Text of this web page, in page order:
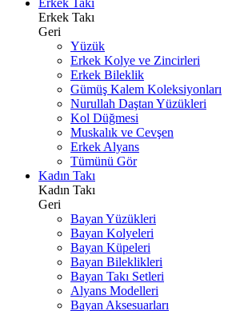
Erkek Takı
Erkek Takı
Geri
Yüzük
Erkek Kolye ve Zincirleri
Erkek Bileklik
Gümüş Kalem Koleksiyonları
Nurullah Daştan Yüzükleri
Kol Düğmesi
Muskalık ve Cevşen
Erkek Alyans
Tümünü Gör
Kadın Takı
Kadın Takı
Geri
Bayan Yüzükleri
Bayan Kolyeleri
Bayan Küpeleri
Bayan Bileklikleri
Bayan Takı Setleri
Alyans Modelleri
Bayan Aksesuarları